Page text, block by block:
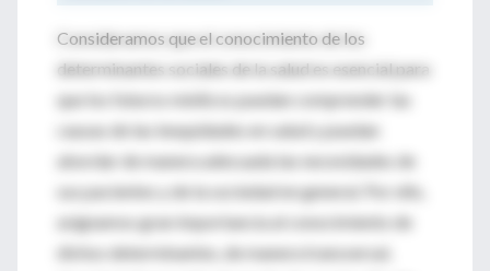
Consideramos que el conocimiento de los
determinantes sociales de la salud es esencial para
que los futuros médicos puedan comprender las
causas de las inequidades en salud y puedan
abordar de manera adecuada las necesidades de
sus pacientes y de la sociedad en general. Por ello,
asignamos gran importancia al conocimiento de
dichos determinantes, de manera transversal,